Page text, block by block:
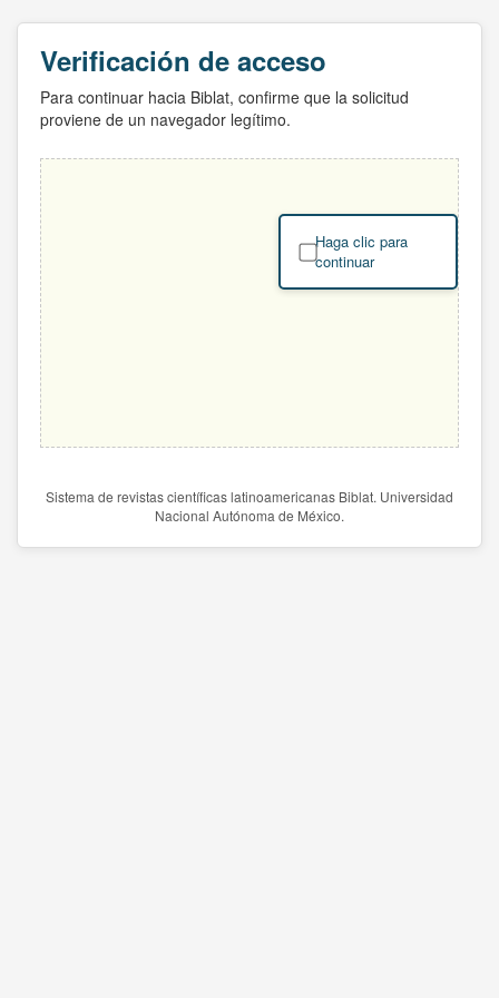
Verificación de acceso
Para continuar hacia Biblat, confirme que la solicitud
proviene de un navegador legítimo.
Haga clic para
continuar
Sistema de revistas científicas latinoamericanas Biblat. Universidad
Nacional Autónoma de México.